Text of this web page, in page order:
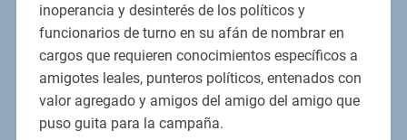
inoperancia y desinterés de los políticos y
funcionarios de turno en su afán de nombrar en
cargos que requieren conocimientos específicos a
amigotes leales, punteros políticos, entenados con
valor agregado y amigos del amigo del amigo que
puso guita para la campaña.